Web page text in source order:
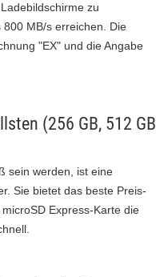
zu
MB/s erreichen. Die
"EX" und die Angabe
(256 GB, 512 GB
sein werden, ist eine
Sie bietet das beste Preis-
Express-Karte die